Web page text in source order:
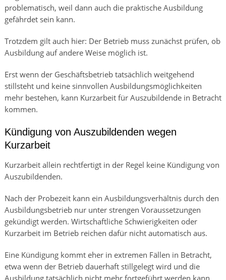
problematisch, weil dann auch die praktische Ausbildung
gefährdet sein kann.
Trotzdem gilt auch hier: Der Betrieb muss zunächst prüfen, ob
Ausbildung auf andere Weise möglich ist.
Erst wenn der Geschäftsbetrieb tatsächlich weitgehend
stillsteht und keine sinnvollen Ausbildungsmöglichkeiten
mehr bestehen, kann Kurzarbeit für Auszubildende in Betracht
kommen.
Kündigung von Auszubildenden wegen
Kurzarbeit
Kurzarbeit allein rechtfertigt in der Regel keine Kündigung von
Auszubildenden.
Nach der Probezeit kann ein Ausbildungsverhältnis durch den
Ausbildungsbetrieb nur unter strengen Voraussetzungen
gekündigt werden. Wirtschaftliche Schwierigkeiten oder
Kurzarbeit im Betrieb reichen dafür nicht automatisch aus.
Eine Kündigung kommt eher in extremen Fällen in Betracht,
etwa wenn der Betrieb dauerhaft stillgelegt wird und die